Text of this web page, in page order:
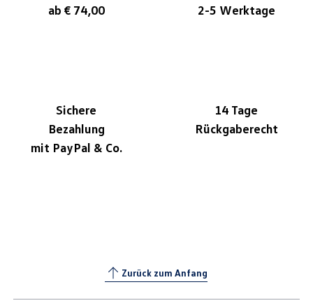
ab € 74,00
2-5 Werktage
Sichere
Bezahlung
mit PayPal & Co.
14 Tage
Rückgaberecht
Zurück zum Anfang